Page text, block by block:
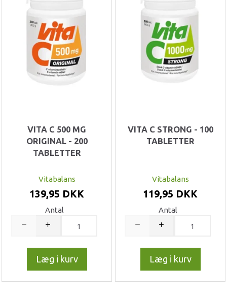
VITA C 500 MG
ORIGINAL - 200
TABLETTER
Vitabalans
139,95 DKK
Antal
Læg i kurv
VITA C STRONG - 100
TABLETTER
Vitabalans
119,95 DKK
Antal
Læg i kurv